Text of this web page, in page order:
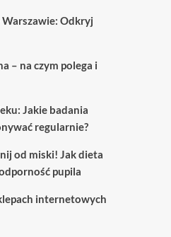
Odkryj
– na czym polega i
Jakie badania
regularnie?
od miski! Jak dieta
pupila
internetowych